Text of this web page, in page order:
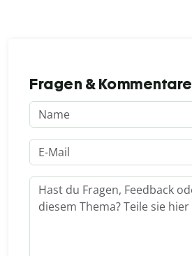
Fragen & Kommentare